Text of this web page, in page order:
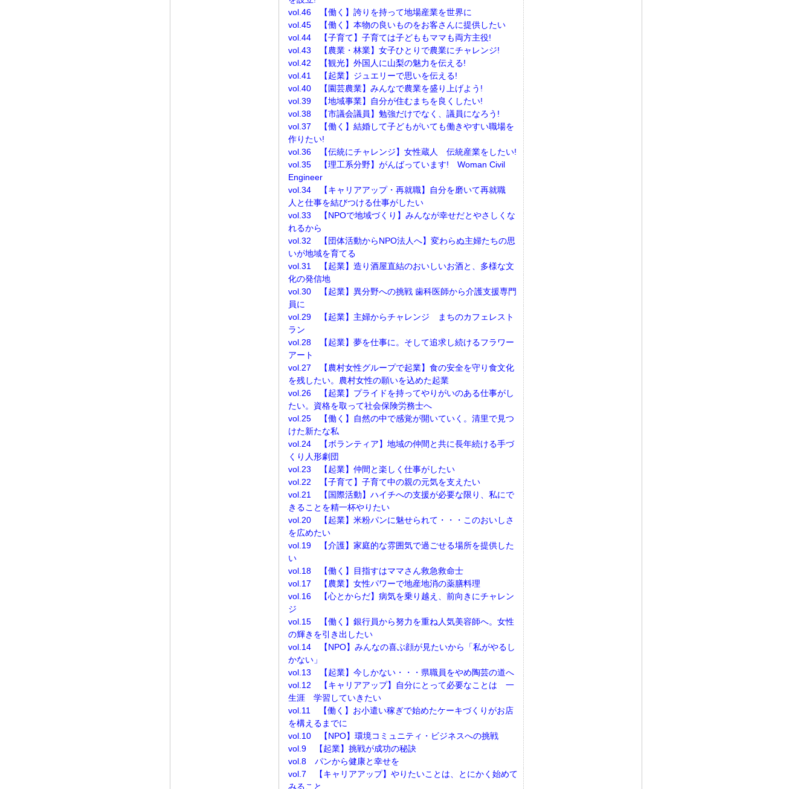
vol.46 【働く】誇りを持って地場産業を世界に
vol.45 【働く】本物の良いものをお客さんに提供したい
vol.44 【子育て】子育ては子どももママも両方主役!
vol.43 【農業・林業】女子ひとりで農業にチャレンジ!
vol.42 【観光】外国人に山梨の魅力を伝える!
vol.41 【起業】ジュエリーで思いを伝える!
vol.40 【園芸農業】みんなで農業を盛り上げよう!
vol.39 【地域事業】自分が住むまちを良くしたい!
vol.38 【市議会議員】勉強だけでなく、議員になろう!
vol.37 【働く】結婚して子どもがいても働きやすい職場を
作りたい!
vol.36 【伝統にチャレンジ】女性蔵人 伝統産業をしたい!
vol.35 【理工系分野】がんばっています! Woman Civil
Engineer
vol.34 【キャリアアップ・再就職】自分を磨いて再就職
人と仕事を結びつける仕事がしたい
vol.33 【NPOで地域づくり】みんなが幸せだとやさしくな
れるから
vol.32 【団体活動からNPO法人へ】変わらぬ主婦たちの思
いが地域を育てる
vol.31 【起業】造り酒屋直結のおいしいお酒と、多様な文
化の発信地
vol.30 【起業】異分野への挑戦 歯科医師から介護支援専門
員に
vol.29 【起業】主婦からチャレンジ まちのカフェレスト
ラン
vol.28 【起業】夢を仕事に。そして追求し続けるフラワー
アート
vol.27 【農村女性グループで起業】食の安全を守り食文化
を残したい。農村女性の願いを込めた起業
vol.26 【起業】プライドを持ってやりがいのある仕事がし
たい。資格を取って社会保険労務士へ
vol.25 【働く】自然の中で感覚が開いていく。清里で見つ
けた新たな私
vol.24 【ボランティア】地域の仲間と共に長年続ける手づ
くり人形劇団
vol.23 【起業】仲間と楽しく仕事がしたい
vol.22 【子育て】子育て中の親の元気を支えたい
vol.21 【国際活動】ハイチへの支援が必要な限り、私にで
きることを精一杯やりたい
vol.20 【起業】米粉パンに魅せられて・・・このおいしさ
を広めたい
vol.19 【介護】家庭的な雰囲気で過ごせる場所を提供した
い
vol.18 【働く】目指すはママさん救急救命士
vol.17 【農業】女性パワーで地産地消の薬膳料理
vol.16 【心とからだ】病気を乗り越え、前向きにチャレン
ジ
vol.15 【働く】銀行員から努力を重ね人気美容師へ。女性
の輝きを引き出したい
vol.14 【NPO】みんなの喜ぶ顔が見たいから「私がやるし
かない」
vol.13 【起業】今しかない・・・県職員をやめ陶芸の道へ
vol.12 【キャリアアップ】自分にとって必要なことは 一
生涯 学習していきたい
vol.11 【働く】お小遣い稼ぎで始めたケーキづくりがお店
を構えるまでに
vol.10 【NPO】環境コミュニティ・ビジネスへの挑戦
vol.9 【起業】挑戦が成功の秘訣
vol.8 パンから健康と幸せを
vol.7 【キャリアアップ】やりたいことは、とにかく始めて
みること